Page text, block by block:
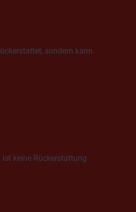
sondern kann
keine Rückerstattung